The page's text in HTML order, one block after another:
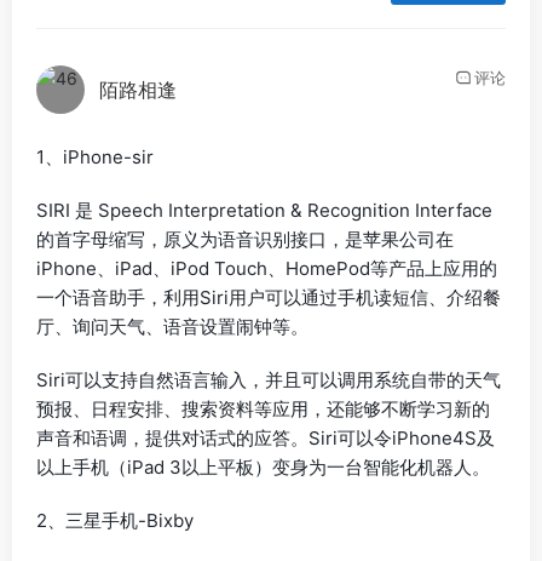
陌路相逢 评论
1、iPhone-sir
SIRI 是 Speech Interpretation & Recognition Interface
的首字母缩写，原义为语音识别接口，是苹果公司在
iPhone、iPad、iPod Touch、HomePod等产品上应用的
一个语音助手，利用Siri用户可以通过手机读短信、介绍餐
厅、询问天气、语音设置闹钟等。
Siri可以支持自然语言输入，并且可以调用系统自带的天气
预报、日程安排、搜索资料等应用，还能够不断学习新的
声音和语调，提供对话式的应答。Siri可以令iPhone4S及
以上手机（iPad 3以上平板）变身为一台智能化机器人。
2、三星手机-Bixby